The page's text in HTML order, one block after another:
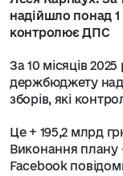
надійшло понад 1
контролює ДПС
За 10 місяців
держбюджету
зборів, які
Це + 195,2 млрд
Виконання плану
Facebook